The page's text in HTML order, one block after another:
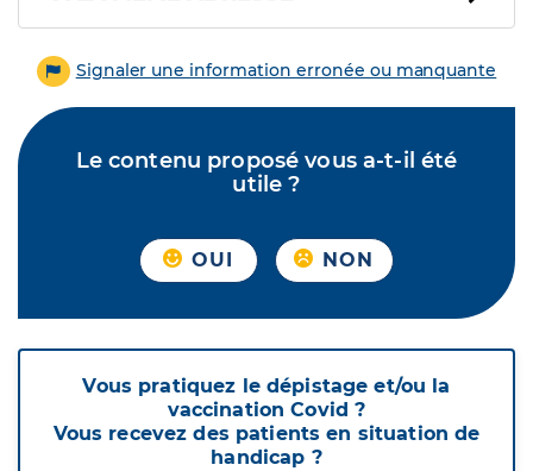
Signaler une information erronée ou manquante
Le contenu proposé vous a-t-il été
utile ?
OUI NON
Vous pratiquez le dépistage et/ou la
vaccination Covid ?
Vous recevez des patients en situation de
handicap ?